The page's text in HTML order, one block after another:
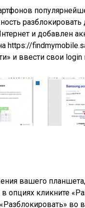
разблокировать
и добавлен
https://
и ввести свои login
вашего
в опциях кликните